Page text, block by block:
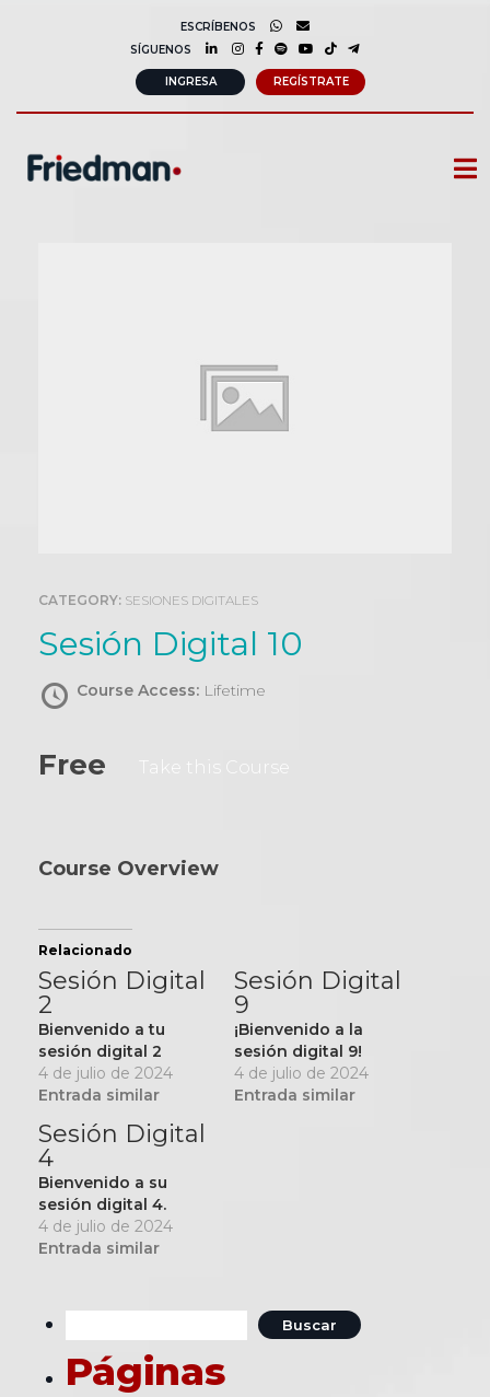
ESCRÍBENOS
SÍGUENOS
INGRESA REGÍSTRATE
CATEGORY: SESIONES DIGITALES
Sesión Digital 10
Course Access: Lifetime
Free Take this Course
Course Overview
Relacionado
Sesión Digital
2
Bienvenido a tu
sesión digital 2
4 de julio de 2024
Entrada similar
Sesión Digital
9
¡Bienvenido a la
sesión digital 9!
4 de julio de 2024
Entrada similar
Sesión Digital
4
Bienvenido a su
sesión digital 4.
4 de julio de 2024
Entrada similar
Páginas